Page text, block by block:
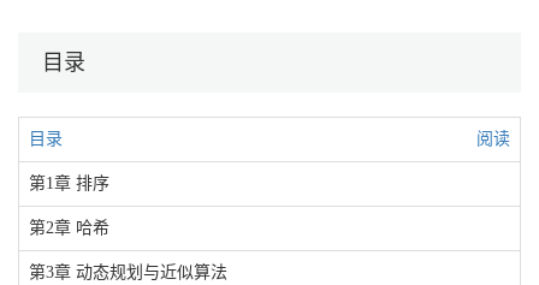
目录
目录 阅读
第1章 排序
第2章 哈希
第3章 动态规划与近似算法